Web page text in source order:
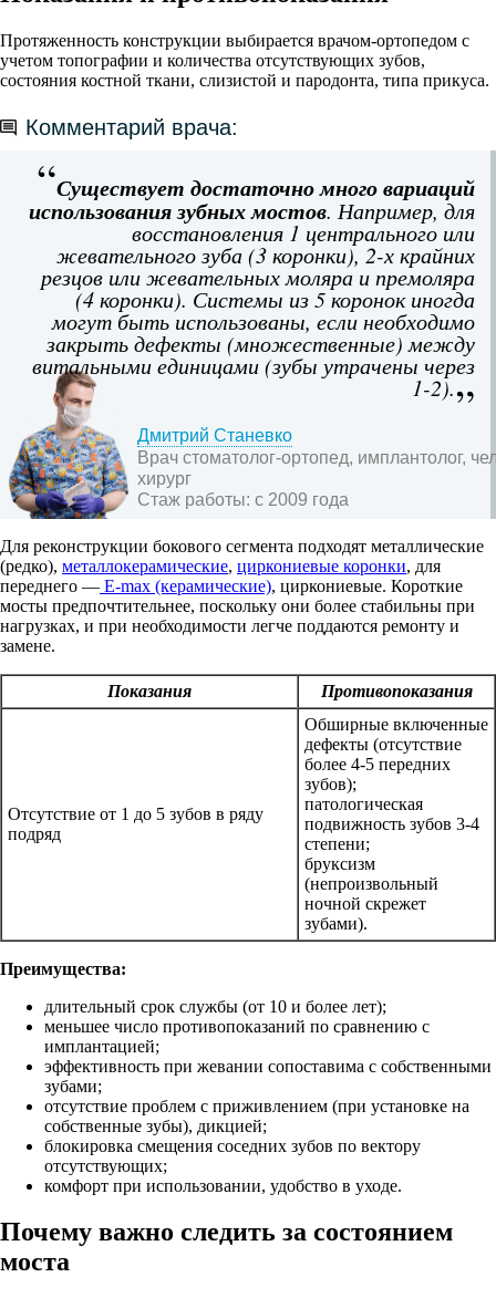
Протяженность конструкции выбирается врачом-ортопедом с
учетом топографии и количества отсутствующих зубов,
состояния костной ткани, слизистой и пародонта, типа прикуса.
Комментарий врача:
Существует достаточно много вариаций
использования зубных мостов. Например, для
восстановления 1 центрального или
жевательного зуба (3 коронки), 2-х крайних
резцов или жевательных моляра и премоляра
(4 коронки). Системы из 5 коронок иногда
могут быть использованы, если необходимо
закрыть дефекты (множественные) между
витальными единицами (зубы утрачены через
1-2).
Дмитрий Станевко
Врач стоматолог-ортопед, имплантолог,
хирург
Стаж работы: с 2009 года
Для реконструкции бокового сегмента подходят металлические
(редко), металлокерамические, циркониевые коронки, для
переднего — E-max (керамические), циркониевые. Короткие
мосты предпочтительнее, поскольку они более стабильны при
нагрузках, и при необходимости легче поддаются ремонту и
замене.
Показания Противопоказания
Отсутствие от 1 до 5 зубов в ряду
подряд
Обширные включенные
дефекты (отсутствие
более 4-5 передних
зубов);
патологическая
подвижность зубов 3-4
степени;
бруксизм
(непроизвольный
ночной скрежет
зубами).
Преимущества:
длительный срок службы (от 10 и более лет);
меньшее число противопоказаний по сравнению с
имплантацией;
эффективность при жевании сопоставима с собственными
зубами;
отсутствие проблем с приживлением (при установке на
собственные зубы), дикцией;
блокировка смещения соседних зубов по вектору
отсутствующих;
комфорт при использовании, удобство в уходе.
Почему важно следить за состоянием
моста